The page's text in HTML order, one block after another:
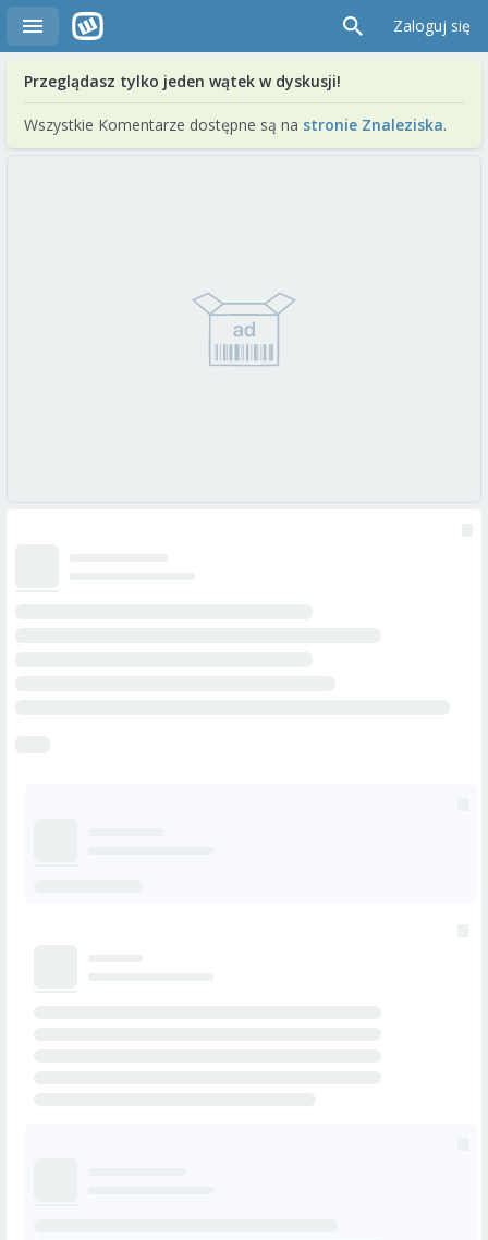
Zaloguj się
Przeglądasz tylko jeden wątek w dyskusji!
Wszystkie Komentarze dostępne są na stronie Znaleziska.